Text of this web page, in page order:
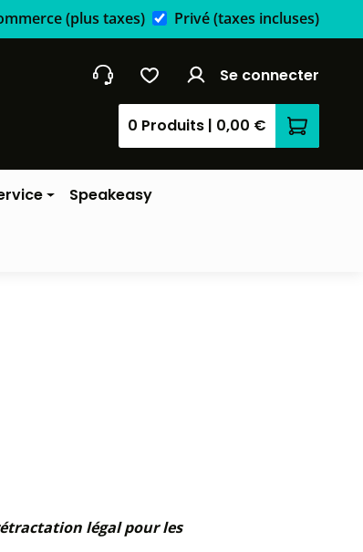
(plus taxes) Privé(taxes incluses)
Se connecter
0 Produits | 0,00 € Le
Speakeasy
légal pour les